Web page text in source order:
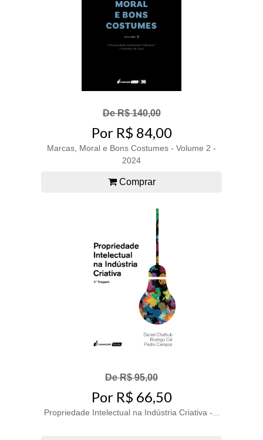
De R$ 140,00
Por R$ 84,00
Marcas, Moral e Bons Costumes - Volume 2 -
2024
Comprar
De R$ 95,00
Por R$ 66,50
Propriedade Intelectual na Indústria Criativa -...